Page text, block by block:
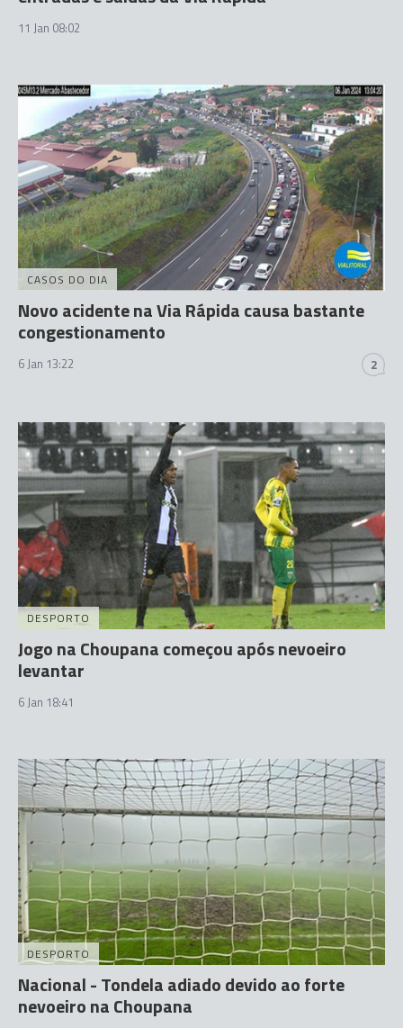
11 Jan 08:02
CASOS DO DIA
Novo acidente na Via Rápida causa bastante
congestionamento
6 Jan 13:22 2
DESPORTO
Jogo na Choupana começou após nevoeiro
levantar
6 Jan 18:41
DESPORTO
Nacional - Tondela adiado devido ao forte
nevoeiro na Choupana